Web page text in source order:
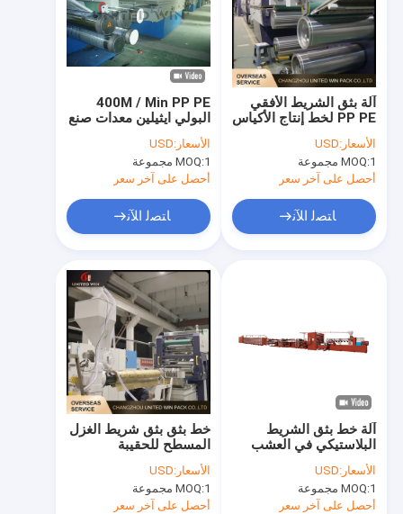
أشرطة فيديو
مراقبة الجودة
اتصل بنا
400M / Min PP PE
البولي ايثيلين معدات صنع
العشب الاصطناعي
الأسعار:USD
MOQ:1 مجموعة
أحصل على آخر سعر
ﺎﺘﺼﻟ ﺍﻶﻧ
آلة بثق الشريط الأفقي
PP PE لخط إنتاج الأكياس
المنسوجة
الأسعار:USD
MOQ:1 مجموعة
أحصل على آخر سعر
ﺎﺘﺼﻟ ﺍﻶﻧ
خط بثق بثق شريط الغزل
المسطح للحقيبة
/ Min
الأسعار:USD
MOQ:1 مجموعة
أحصل على آخر سعر
آلة خط بثق الشريط
البلاستيكي في العشب
Min
الأسعار:USD
MOQ:1 مجموعة
أحصل على آخر سعر